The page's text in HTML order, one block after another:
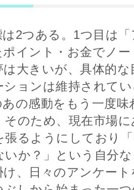
2つある。1つ目は
イント・お金でノ
は大きいが、具体的
ションは維持されて
あの感動をもう一度
そのため、現在市場
張るようにしており
いか？」という自分
、日々のアンケー